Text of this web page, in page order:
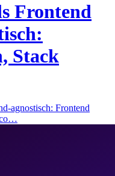
Frontend
Stack
agnostisch: Frontend
co…